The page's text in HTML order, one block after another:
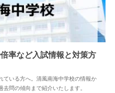
2024.03.15
率など入試情報と対策方
ている方へ。清風南海中学校の情報か
問の傾向まで紹介いたします。